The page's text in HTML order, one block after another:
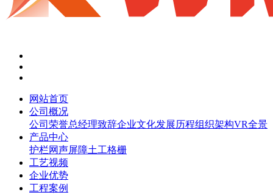
网站首页
公司概况
公司荣誉总经理致辞企业文化发展历程组织架构VR全景
产品中心
护栏网声屏障土工格栅
工艺视频
企业优势
工程案例